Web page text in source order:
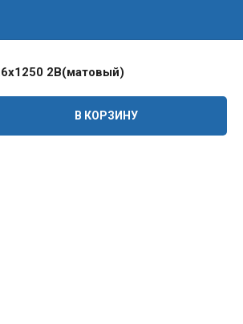
2B(матовый)
В КОРЗИНУ